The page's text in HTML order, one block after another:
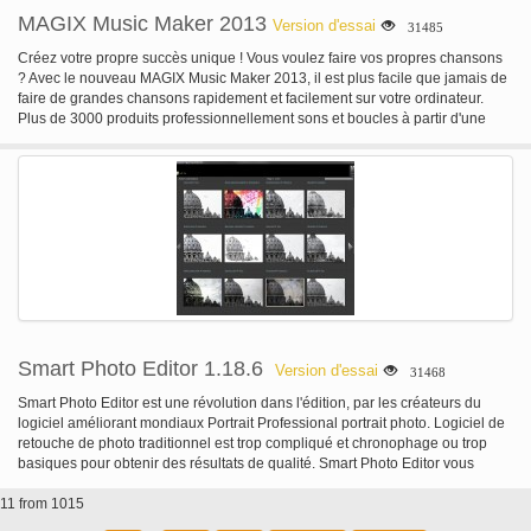
MAGIX Music Maker 2013 Version d'essai 31485
Créez votre propre succès unique ! Vous voulez faire vos propres chansons
? Avec le nouveau MAGIX Music Maker 2013, il est plus facile que jamais de
faire de grandes chansons rapidement et facilement sur votre ordinateur.
Plus de 3000 produits professionnellement sons et boucles à partir d'une
faire de grandes chansons. Simplement mélanger boucles et jouer autour de
produire des tracks de nouveau cool. Donner votre chanson un avantage en
utilisant les Instruments Vita pour créer vos propres mélodies. Votre chanson
rendre encore plus unique avec vos propres enregistrements vocaux, des
riffs de guitare génial ou vos propres mélodies de clavier. Avec un simple clic
votre coup peut faire sa première mondiale sur SoundCloud, YouTube ou
Smart Photo Editor 1.18.6 Version d'essai 31468
Smart Photo Editor est une révolution dans l'édition, par les créateurs du
logiciel améliorant mondiaux Portrait Professional portrait photo. Logiciel de
retouche de photo traditionnel est trop compliqué et chronophage ou trop
basiques pour obtenir des résultats de qualité. Smart Photo Editor vous
peut utiliser, mais avec une puissance et une souplesse étonnante. Avec
11 from 1015